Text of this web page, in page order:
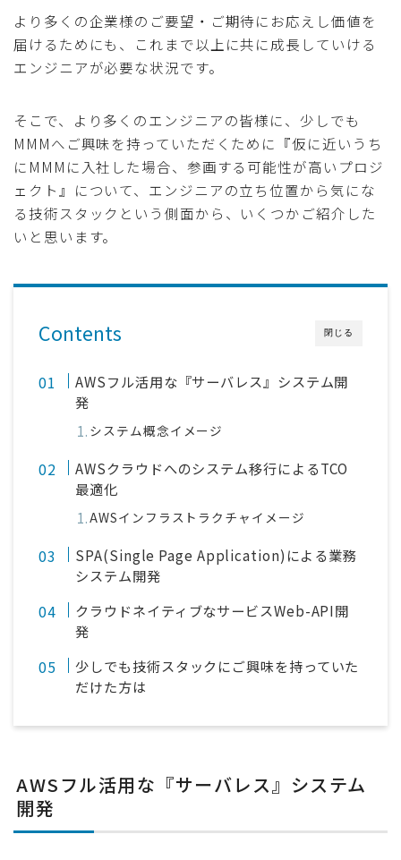
より多くの企業様のご要望・ご期待にお応えし価値を
届けるためにも、これまで以上に共に成長していける
エンジニアが必要な状況です。
そこで、より多くのエンジニアの皆様に、少しでも
MMMへご興味を持っていただくために『仮に近いうち
にMMMに入社した場合、参画する可能性が高いプロジ
ェクト』について、エンジニアの立ち位置から気にな
る技術スタックという側面から、いくつかご紹介した
いと思います。
閉じる
Contents
AWSフル活用な『サーバレス』システム開
発
システム概念イメージ
AWSクラウドへのシステム移行によるTCO
最適化
AWSインフラストラクチャイメージ
SPA(Single Page Application)による業務
システム開発
クラウドネイティブなサービスWeb-API開
発
少しでも技術スタックにご興味を持っていた
だけた方は
AWSフル活用な『サーバレス』システム
開発